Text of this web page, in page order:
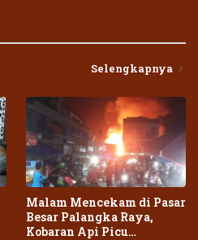
Selengkapnya
Malam Mencekam di Pasar
Besar Palangka Raya,
Kobaran Api Picu